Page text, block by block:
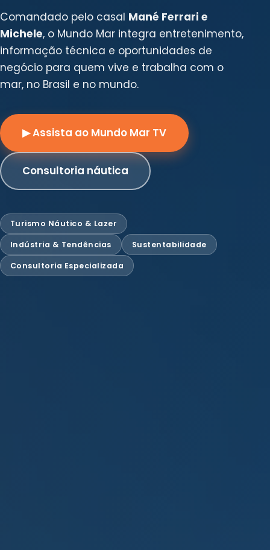
Comandado pelo casal Mané Ferrari e
Michele, o Mundo Mar integra entretenimento,
informação técnica e oportunidades de
negócio para quem vive e trabalha com o
mar, no Brasil e no mundo.
▶ Assista ao Mundo Mar TV
Consultoria náutica
Turismo Náutico & Lazer
Indústria & Tendências Sustentabilidade
Consultoria Especializada